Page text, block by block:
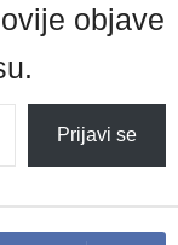
objave
Prijavi se